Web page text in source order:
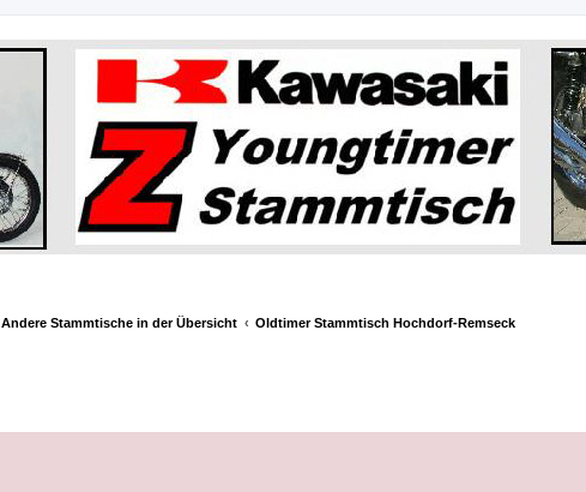
Andere Stammtische in der Übersicht Oldtimer Stammtisch Hochdorf-Remseck